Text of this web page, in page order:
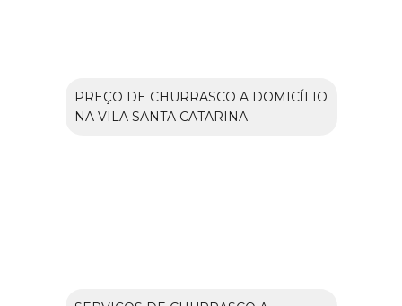
PREÇO DE CHURRASCO A DOMICÍLIO
NA VILA SANTA CATARINA